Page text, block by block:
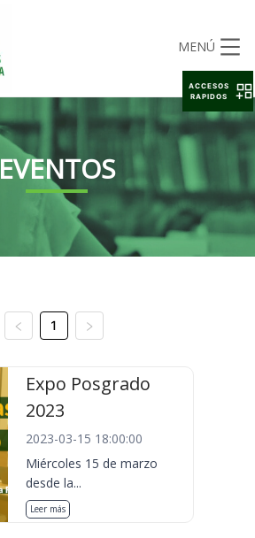
MENÚ
EVENTOS
1
Expo Posgrado
2023
2023-03-15 18:00:00
Miércoles 15 de marzo
desde la...
Leer más
ACCESOS
RAPIDOS